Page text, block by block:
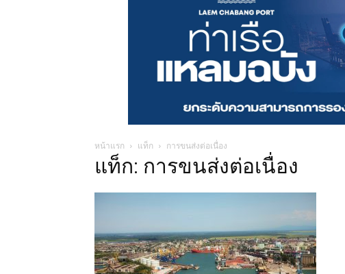
หน้าแรก แท็ก การขนส่งต่อเนื่อง
แท็ก: การขนส่งต่อเนื่อง